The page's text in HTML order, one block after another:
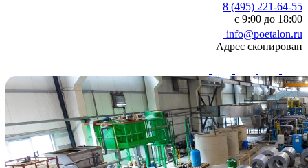
8 (495) 221-64-55
с 9:00 до 18:00
info@poetalon.ru
Адрес скопирован